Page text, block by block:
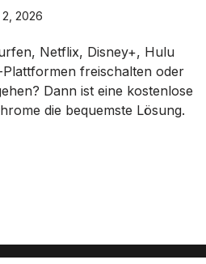
2026
Netflix, Disney+, Hulu
freischalten oder
Dann ist eine kostenlose
die bequemste Lösung.